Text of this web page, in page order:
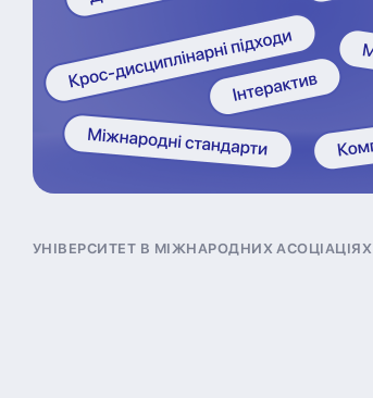
Університет в міжнародних асоціаціях